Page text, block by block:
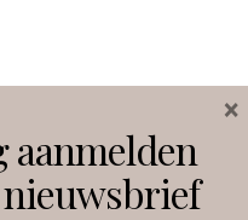
Facebook
aanmelden
×